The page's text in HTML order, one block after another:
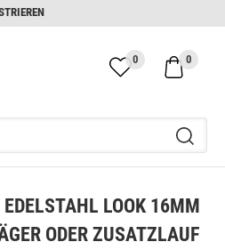
0
0
EDELSTAHL LOOK 16MM
ODER ZUSATZLAUF